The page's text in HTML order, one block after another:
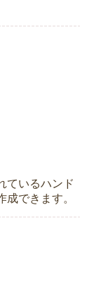
ているハンド
できます。